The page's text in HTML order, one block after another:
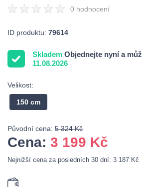
0 hodnocení
ID produktu: 79614
Skladem Objednejte nyní a
11.08.2026
Velikost:
150 cm
Původní cena: 5 324 Kč
Cena: 3 199 Kč
Nejnižší cena za posledních 30 dní: 3 187 Kč